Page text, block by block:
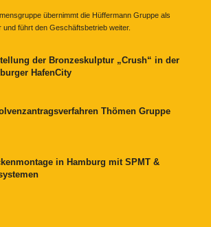
übernimmt die Hüffermann Gruppe als
führt den Geschäftsbetrieb weiter.
der Bronzeskulptur „Crush“ in der
HafenCity
Thömen Gruppe
in Hamburg mit SPMT &